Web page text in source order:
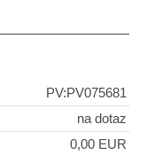
PV:PV075681
na dotaz
0,00 EUR